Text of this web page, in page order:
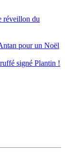
réveillon du
pour un Noël
signé Plantin !